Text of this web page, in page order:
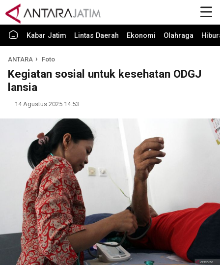
Kabar Jatim Lintas Daerah Ekonomi Olahraga
ANTARA Foto
Kegiatan sosial untuk kesehatan ODGJ
lansia
14 Agustus 2025 14:53